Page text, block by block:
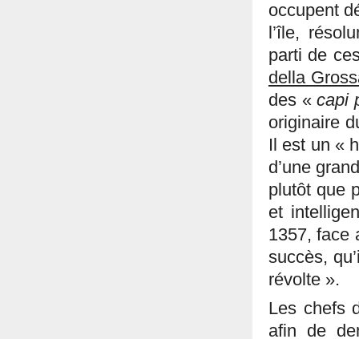
occupent
l’île,
parti de
della
des «capi
originaire
Il est un «
d’une
plutôt que
et
1357, face
succès,
révolte ».
Les chefs
afin de